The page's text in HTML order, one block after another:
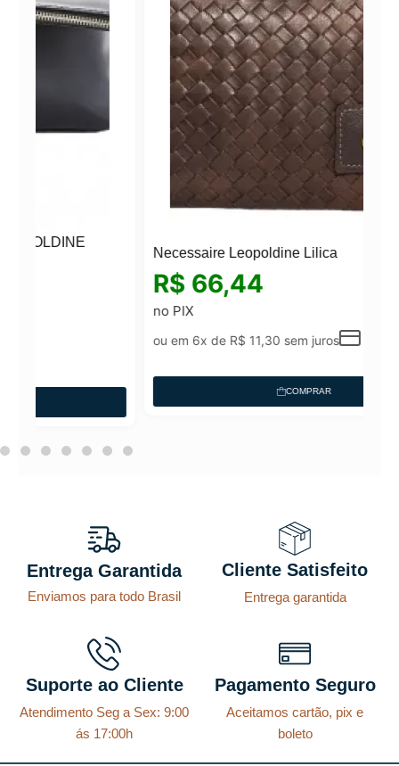
Necessaire Leopoldine Lilica
66,44
R$11,30 sem juros
Entrega Garantida
Enviamos para todo Brasil
Cliente Satisfeito
Entrega garantida
Suporte ao Cliente
Atendimento Seg a Sex: 9:00
ás 17:00h
Pagamento Seguro
Aceitamos cartão, pix e
boleto